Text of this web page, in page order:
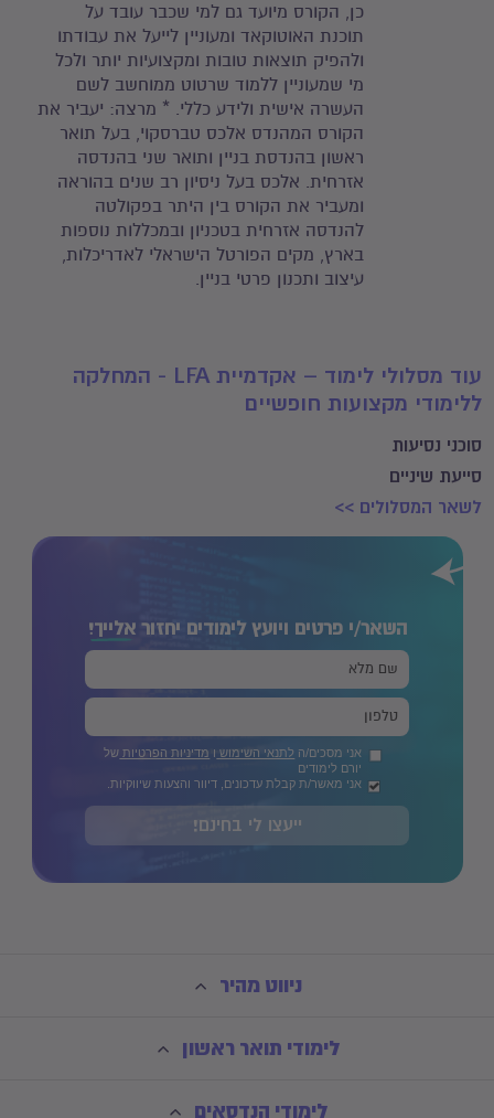
כן, הקורס מיועד גם למי שכבר עובד על
תוכנת האוטוקאד ומעוניין לייעל את עבודתו
ולהפיק תוצאות טובות ומקצועיות יותר ולכל
מי שמעוניין ללמוד שרטוט ממוחשב לשם
העשרה אישית ולידע כללי. * מרצה: יעביר את
הקורס המהנדס אלכס טברסקוי, בעל תואר
ראשון בהנדסת בניין ותואר שני בהנדסה
אזרחית. אלכס בעל ניסיון רב שנים בהוראה
ומעביר את הקורס בין היתר בפקולטה
להנדסה אזרחית בטכניון ובמכללות נוספות
בארץ, מקים הפורטל הישראלי לאדריכלות,
עיצוב ותכנון פרטי בניין.
עוד מסלולי לימוד – אקדמיית LFA - המחלקה
ללימודי מקצועות חופשיים
סוכני נסיעות
סייעת שיניים
לשאר המסלולים >>
השאר/י פרטים ויועץ לימודים יחזוראלייך!
אני מסכים/ה לתנאי השימוש ו מדיניות הפרטיות של
יורם לימודים
אני מאשר/ת קבלת עדכונים, דיוור והצעות שיווקיות.
ייעצו לי בחינם!
ניווט מהיר
לימודי תואר ראשון
לימודי הנדסאים